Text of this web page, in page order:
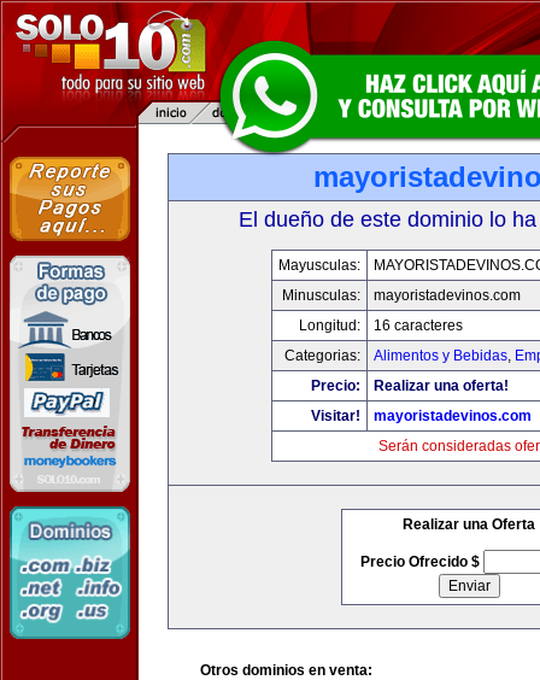
El dueño de este dominio lo
Mayusculas:
Minusculas:
mayoristadevinos.com
Longitud:
16 caracteres
Categorias:
Alimentos y Bebidas,
Precio:
Realizar una oferta!
Visitar!
mayoristadevinos.com
Serán consideradas
Realizar una Oferta
Precio Ofrecido $
Otros dominios en venta: